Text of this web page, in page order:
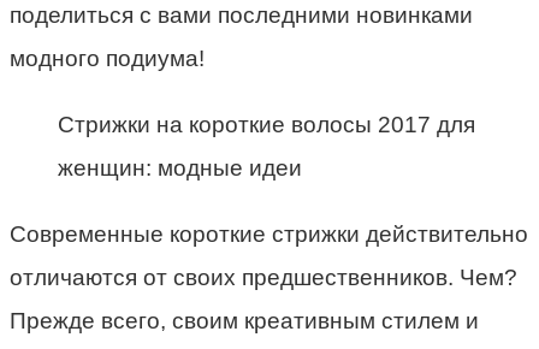
поделиться с вами последними новинками
модного подиума!
Стрижки на короткие волосы 2017 для
женщин: модные идеи
Современные короткие стрижки действительно
отличаются от своих предшественников. Чем?
Прежде всего, своим креативным стилем и